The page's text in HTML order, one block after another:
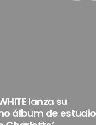
lanza su
álbum de estudio